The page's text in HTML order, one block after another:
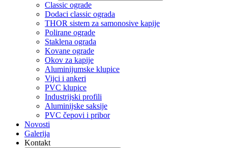
Classic ograde
Dodaci classic ograda
THOR sistem za samonosive kapije
Polirane ograde
Staklena ograda
Kovane ograde
Okov za kapije
Aluminijumske klupice
Vijci i ankeri
PVC klupice
Industrijski profili
Aluminijske saksije
PVC čepovi i pribor
Novosti
Galerija
Kontakt